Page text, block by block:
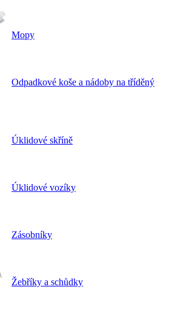
Mopy
Odpadkové koše a nádoby na tříděný
Úklidové skříně
Úklidové vozíky
Zásobníky
Žebříky a schůdky